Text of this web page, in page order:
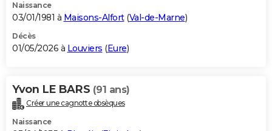
Naissance
03/01/1981 à Maisons-Alfort(Val-de-Marne)
Décès
01/05/2026 à Louviers (Eure)
Yvon LE BARS (91 ans)
Créer une cagnotte obsèques
Naissance